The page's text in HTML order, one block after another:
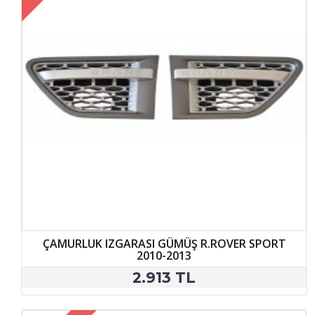
ÇAMURLUK IZGARASI GÜMÜŞ R.ROVER SPORT
2010-2013
2.913 TL